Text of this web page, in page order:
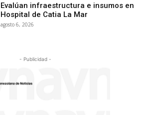
Evalúan infraestructura e insumos en
Hospital de Catia La Mar
agosto 6, 2026
- Publicidad -